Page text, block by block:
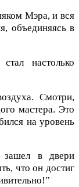
Мэра, и вся
объединяясь в
настолько
Смотри,
мастера. Это
на уровень
зашел в двери
что он достиг